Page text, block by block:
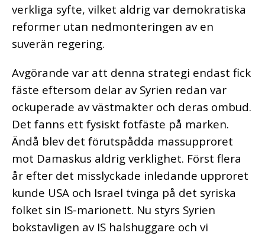
verkliga syfte, vilket aldrig var demokratiska
reformer utan nedmonteringen av en
suverän regering.
Avgörande var att denna strategi endast fick
fäste eftersom delar av Syrien redan var
ockuperade av västmakter och deras ombud.
Det fanns ett fysiskt fotfäste på marken.
Ändå blev det förutspådda massupproret
mot Damaskus aldrig verklighet. Först flera
år efter det misslyckade inledande upproret
kunde USA och Israel tvinga på det syriska
folket sin IS-marionett. Nu styrs Syrien
bokstavligen av IS halshuggare och vi